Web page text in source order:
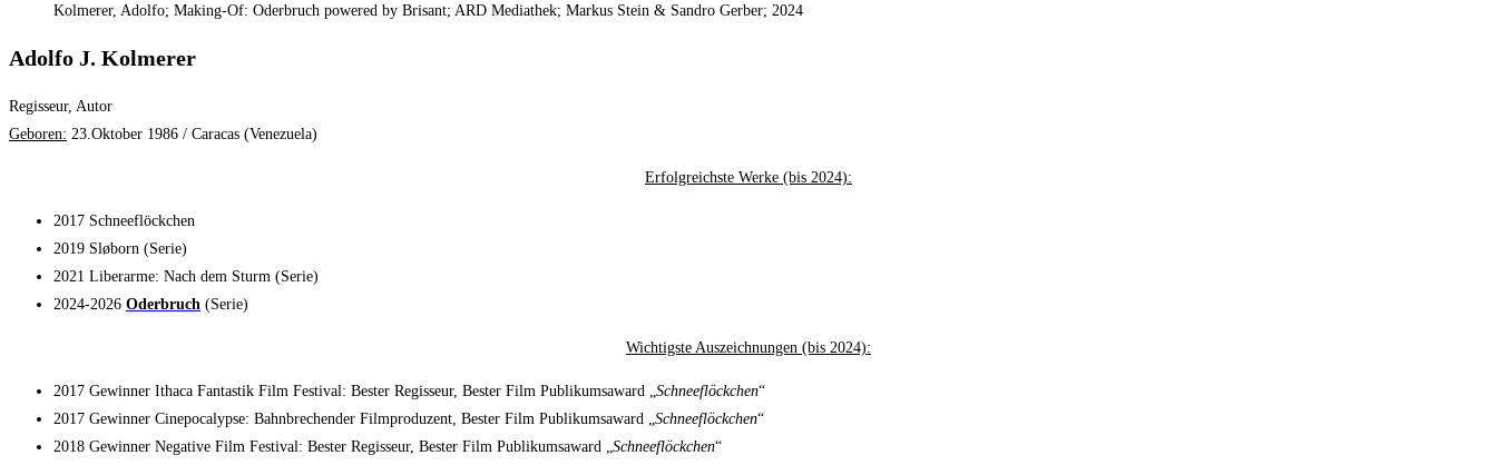
Kolmerer, Adolfo; Making-Of: Oderbruch powered by Brisant; ARD Mediathek; Markus Stein & Sandro Gerber; 2024
Adolfo J. Kolmerer
Regisseur, Autor
Geboren: 23.Oktober 1986 / Caracas (Venezuela)
Erfolgreichste Werke (bis 2024):
2017 Schneeflöckchen
2019 Sløborn (Serie)
2021 Liberarme: Nach dem Sturm (Serie)
2024-2026 Oderbruch (Serie)
Wichtigste Auszeichnungen (bis 2024):
2017 Gewinner Ithaca Fantastik Film Festival: Bester Regisseur, Bester Film Publikumsaward „Schneeflöckchen“
2017 Gewinner Cinepocalypse: Bahnbrechender Filmproduzent, Bester Film Publikumsaward „Schneeflöckchen“
2018 Gewinner Negative Film Festival: Bester Regisseur, Bester Film Publikumsaward „Schneeflöckchen“